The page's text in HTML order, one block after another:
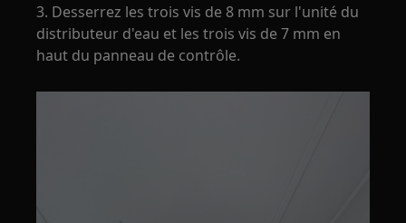
3. Desserrez les trois vis de 8 mm sur l'unité du
distributeur d'eau et les trois vis de 7 mm en
haut du panneau de contrôle.